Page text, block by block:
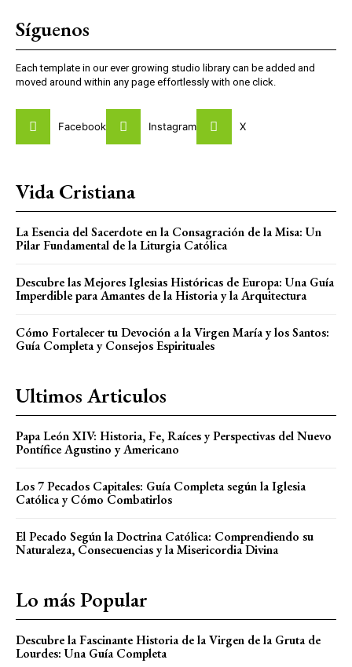
Síguenos
Each template in our ever growing studio library can be added and
moved around within any page effortlessly with one click.
Facebook Instagram X
Vida Cristiana
La Esencia del Sacerdote en la Consagración de la Misa: Un
Pilar Fundamental de la Liturgia Católica
Descubre las Mejores Iglesias Históricas de Europa: Una Guía
Imperdible para Amantes de la Historia y la Arquitectura
Cómo Fortalecer tu Devoción a la Virgen María y los Santos:
Guía Completa y Consejos Espirituales
Ultimos Articulos
Papa León XIV: Historia, Fe, Raíces y Perspectivas del Nuevo
Pontífice Agustino y Americano
Los 7 Pecados Capitales: Guía Completa según la Iglesia
Católica y Cómo Combatirlos
El Pecado Según la Doctrina Católica: Comprendiendo su
Naturaleza, Consecuencias y la Misericordia Divina
Lo más Popular
Descubre la Fascinante Historia de la Virgen de la Gruta de
Lourdes: Una Guía Completa